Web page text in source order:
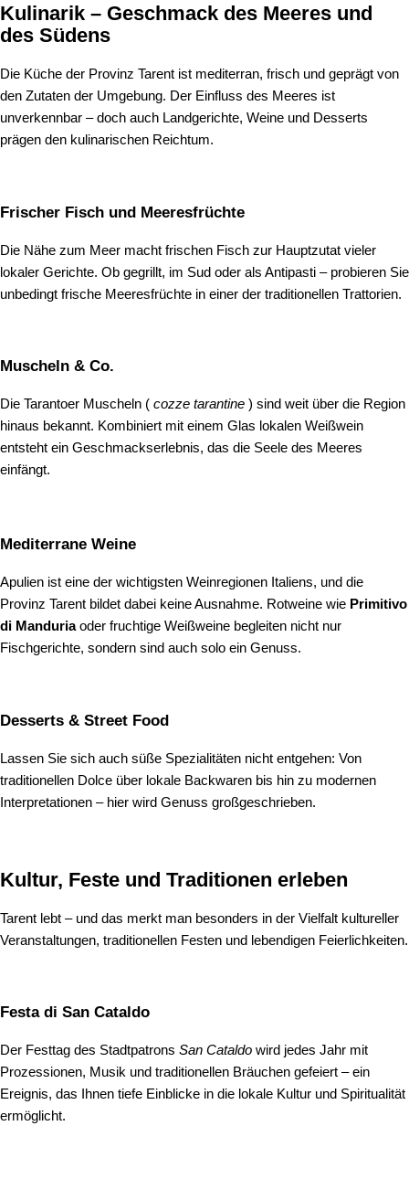
Kulinarik – Geschmack des Meeres und
des Südens
Die Küche der Provinz Tarent ist mediterran, frisch und geprägt von
den Zutaten der Umgebung. Der Einfluss des Meeres ist
unverkennbar – doch auch Landgerichte, Weine und Desserts
prägen den kulinarischen Reichtum.
Frischer Fisch und Meeresfrüchte
Die Nähe zum Meer macht frischen Fisch zur Hauptzutat vieler
lokaler Gerichte. Ob gegrillt, im Sud oder als Antipasti – probieren Sie
unbedingt frische Meeresfrüchte in einer der traditionellen Trattorien.
Muscheln & Co.
Die Tarantoer Muscheln ( cozze tarantine ) sind weit über die Region
hinaus bekannt. Kombiniert mit einem Glas lokalen Weißwein
entsteht ein Geschmackserlebnis, das die Seele des Meeres
einfängt.
Mediterrane Weine
Apulien ist eine der wichtigsten Weinregionen Italiens, und die
Provinz Tarent bildet dabei keine Ausnahme. Rotweine wie Primitivo
di Manduriaoder fruchtige Weißweine begleiten nicht nur
Fischgerichte, sondern sind auch solo ein Genuss.
Desserts & Street Food
Lassen Sie sich auch süße Spezialitäten nicht entgehen: Von
traditionellen Dolce über lokale Backwaren bis hin zu modernen
Interpretationen – hier wird Genuss großgeschrieben.
Kultur, Feste und Traditionen erleben
Tarent lebt – und das merkt man besonders in der Vielfalt kultureller
Veranstaltungen, traditionellen Festen und lebendigen Feierlichkeiten.
Festa di San Cataldo
Der Festtag des Stadtpatrons San Cataldo wird jedes Jahr mit
Prozessionen, Musik und traditionellen Bräuchen gefeiert – ein
Ereignis, das Ihnen tiefe Einblicke in die lokale Kultur und Spiritualität
ermöglicht.